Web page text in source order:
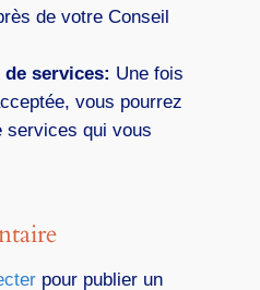
de votre Conseil
services: Une fois
vous pourrez
services qui vous
pour publier un